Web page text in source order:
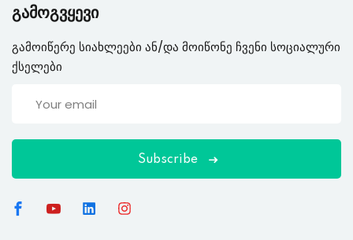
გამოგვყევი
გამოიწერე სიახლეები ან/და მოიწონე ჩვენი სოციალური
ქსელები
Subscribe